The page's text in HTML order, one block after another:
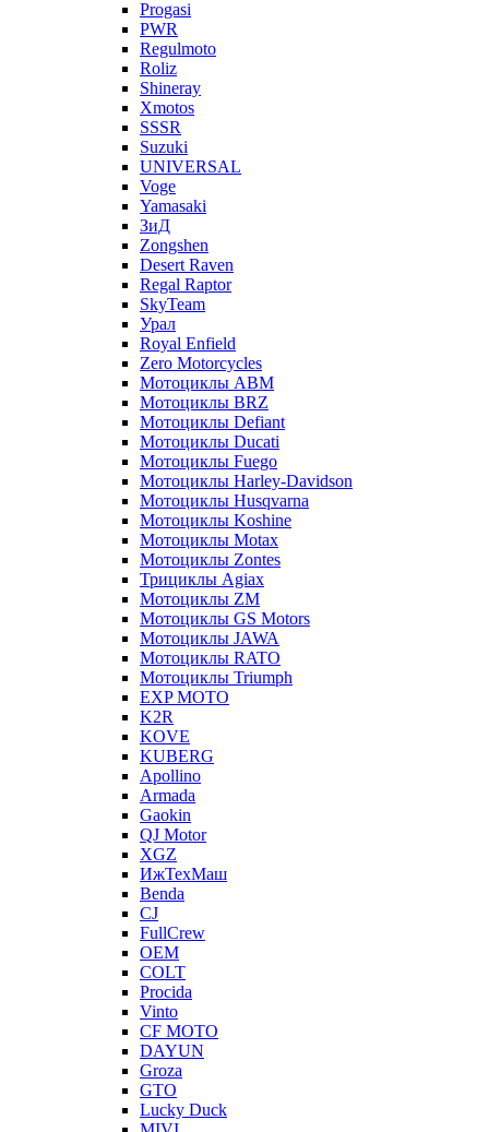
Progasi
PWR
Regulmoto
Roliz
Shineray
Xmotos
SSSR
Suzuki
UNIVERSAL
Voge
Yamasaki
ЗиД
Zongshen
Desert Raven
Regal Raptor
SkyTeam
Урал
Royal Enfield
Zero Motorcycles
Мотоциклы ABM
Мотоциклы BRZ
Мотоциклы Defiant
Мотоциклы Ducati
Мотоциклы Fuego
Мотоциклы Harley-Davidson
Мотоциклы Husqvarna
Мотоциклы Koshine
Мотоциклы Motax
Мотоциклы Zontes
Трициклы Agiax
Мотоциклы ZM
Мотоциклы GS Motors
Мотоциклы JAWA
Мотоциклы RATO
Мотоциклы Triumph
EXP MOTO
K2R
KOVE
KUBERG
Apollino
Armada
Gaokin
QJ Motor
XGZ
ИжТехМаш
Benda
CJ
FullCrew
OEM
COLT
Procida
Vinto
CF MOTO
DAYUN
Groza
GTO
Lucky Duck